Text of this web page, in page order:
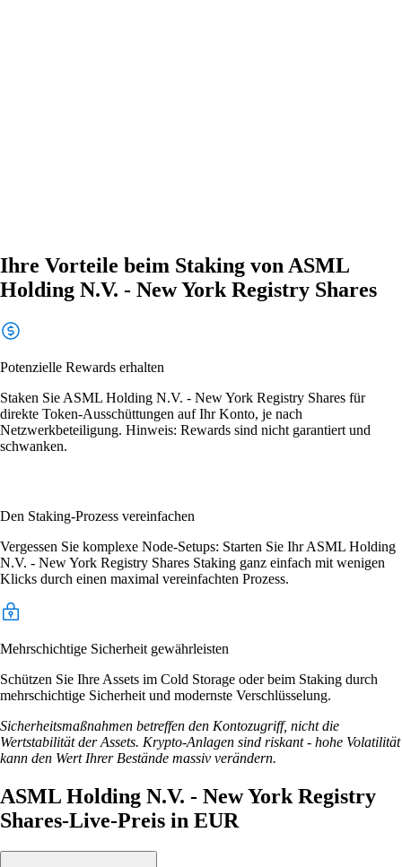
Ihre Vorteile beim Staking von ASML
Holding N.V. - New York Registry Shares
Potenzielle Rewards erhalten
Staken Sie ASML Holding N.V. - New York Registry Shares für
direkte Token-Ausschüttungen auf Ihr Konto, je nach
Netzwerkbeteiligung. Hinweis: Rewards sind nicht garantiert und
schwanken.
Den Staking-Prozess vereinfachen
Vergessen Sie komplexe Node-Setups: Starten Sie Ihr ASML Holding
N.V. - New York Registry Shares Staking ganz einfach mit wenigen
Klicks durch einen maximal vereinfachten Prozess.
Mehrschichtige Sicherheit gewährleisten
Schützen Sie Ihre Assets im Cold Storage oder beim Staking durch
mehrschichtige Sicherheit und modernste Verschlüsselung.
Sicherheitsmaßnahmen betreffen den Kontozugriff, nicht die
Wertstabilität der Assets. Krypto-Anlagen sind riskant - hohe Volatilität
kann den Wert Ihrer Bestände massiv verändern.
ASML Holding N.V. - New York Registry
Shares-Live-Preis in EUR